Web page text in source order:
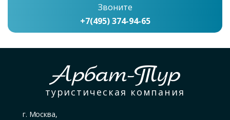
Звоните
+7(495) 374-94-65
Арбат-Тур
туристическая компания
г. Москва,